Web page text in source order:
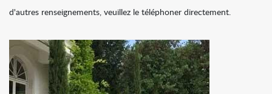
d'autres renseignements, veuillez le téléphoner directement.